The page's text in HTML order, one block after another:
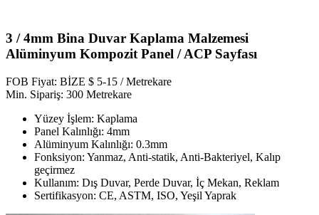
3 / 4mm Bina Duvar Kaplama Malzemesi
Alüminyum Kompozit Panel / ACP Sayfası
FOB Fiyat: BİZE $ 5-15 / Metrekare
Min. Sipariş: 300 Metrekare
Yüzey İşlem: Kaplama
Panel Kalınlığı: 4mm
Alüminyum Kalınlığı: 0.3mm
Fonksiyon: Yanmaz, Anti-statik, Anti-Bakteriyel, Kalıp
geçirmez
Kullanım: Dış Duvar, Perde Duvar, İç Mekan, Reklam
Sertifikasyon: CE, ASTM, ISO, Yeşil Yaprak